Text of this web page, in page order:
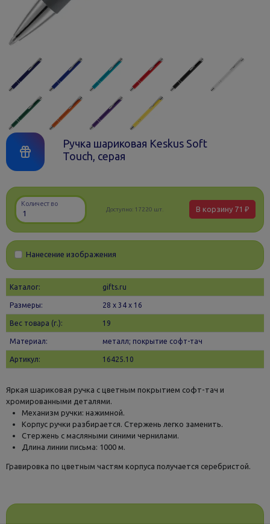
Ручка шариковая Keskus Soft
Touch, серая
Количество
Доступно: 17220 шт. В корзину 71 ₽
Нанесение изображения
Каталог: gifts.ru
Размеры: 28 х 34 x 16
Вес товара (г.): 19
Материал: металл; покрытие софт-тач
Артикул: 16425.10
Яркая шариковая ручка с цветным покрытием софт-тач и
хромированными деталями.
Механизм ручки: нажимной.
Корпус ручки разбирается. Стержень легко заменить.
Стержень с масляными синими чернилами.
Длина линии письма: 1000 м.
Гравировка по цветным частям корпуса получается серебристой.